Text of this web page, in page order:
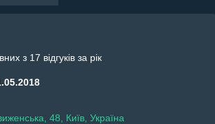
з 17 відгуків за рік
48, Київ, Україна